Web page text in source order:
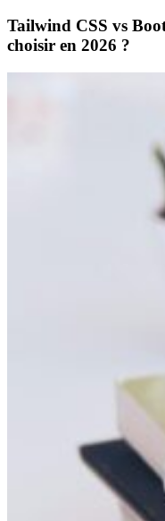
Tailwind CSS vs
choisir en 2026 ?